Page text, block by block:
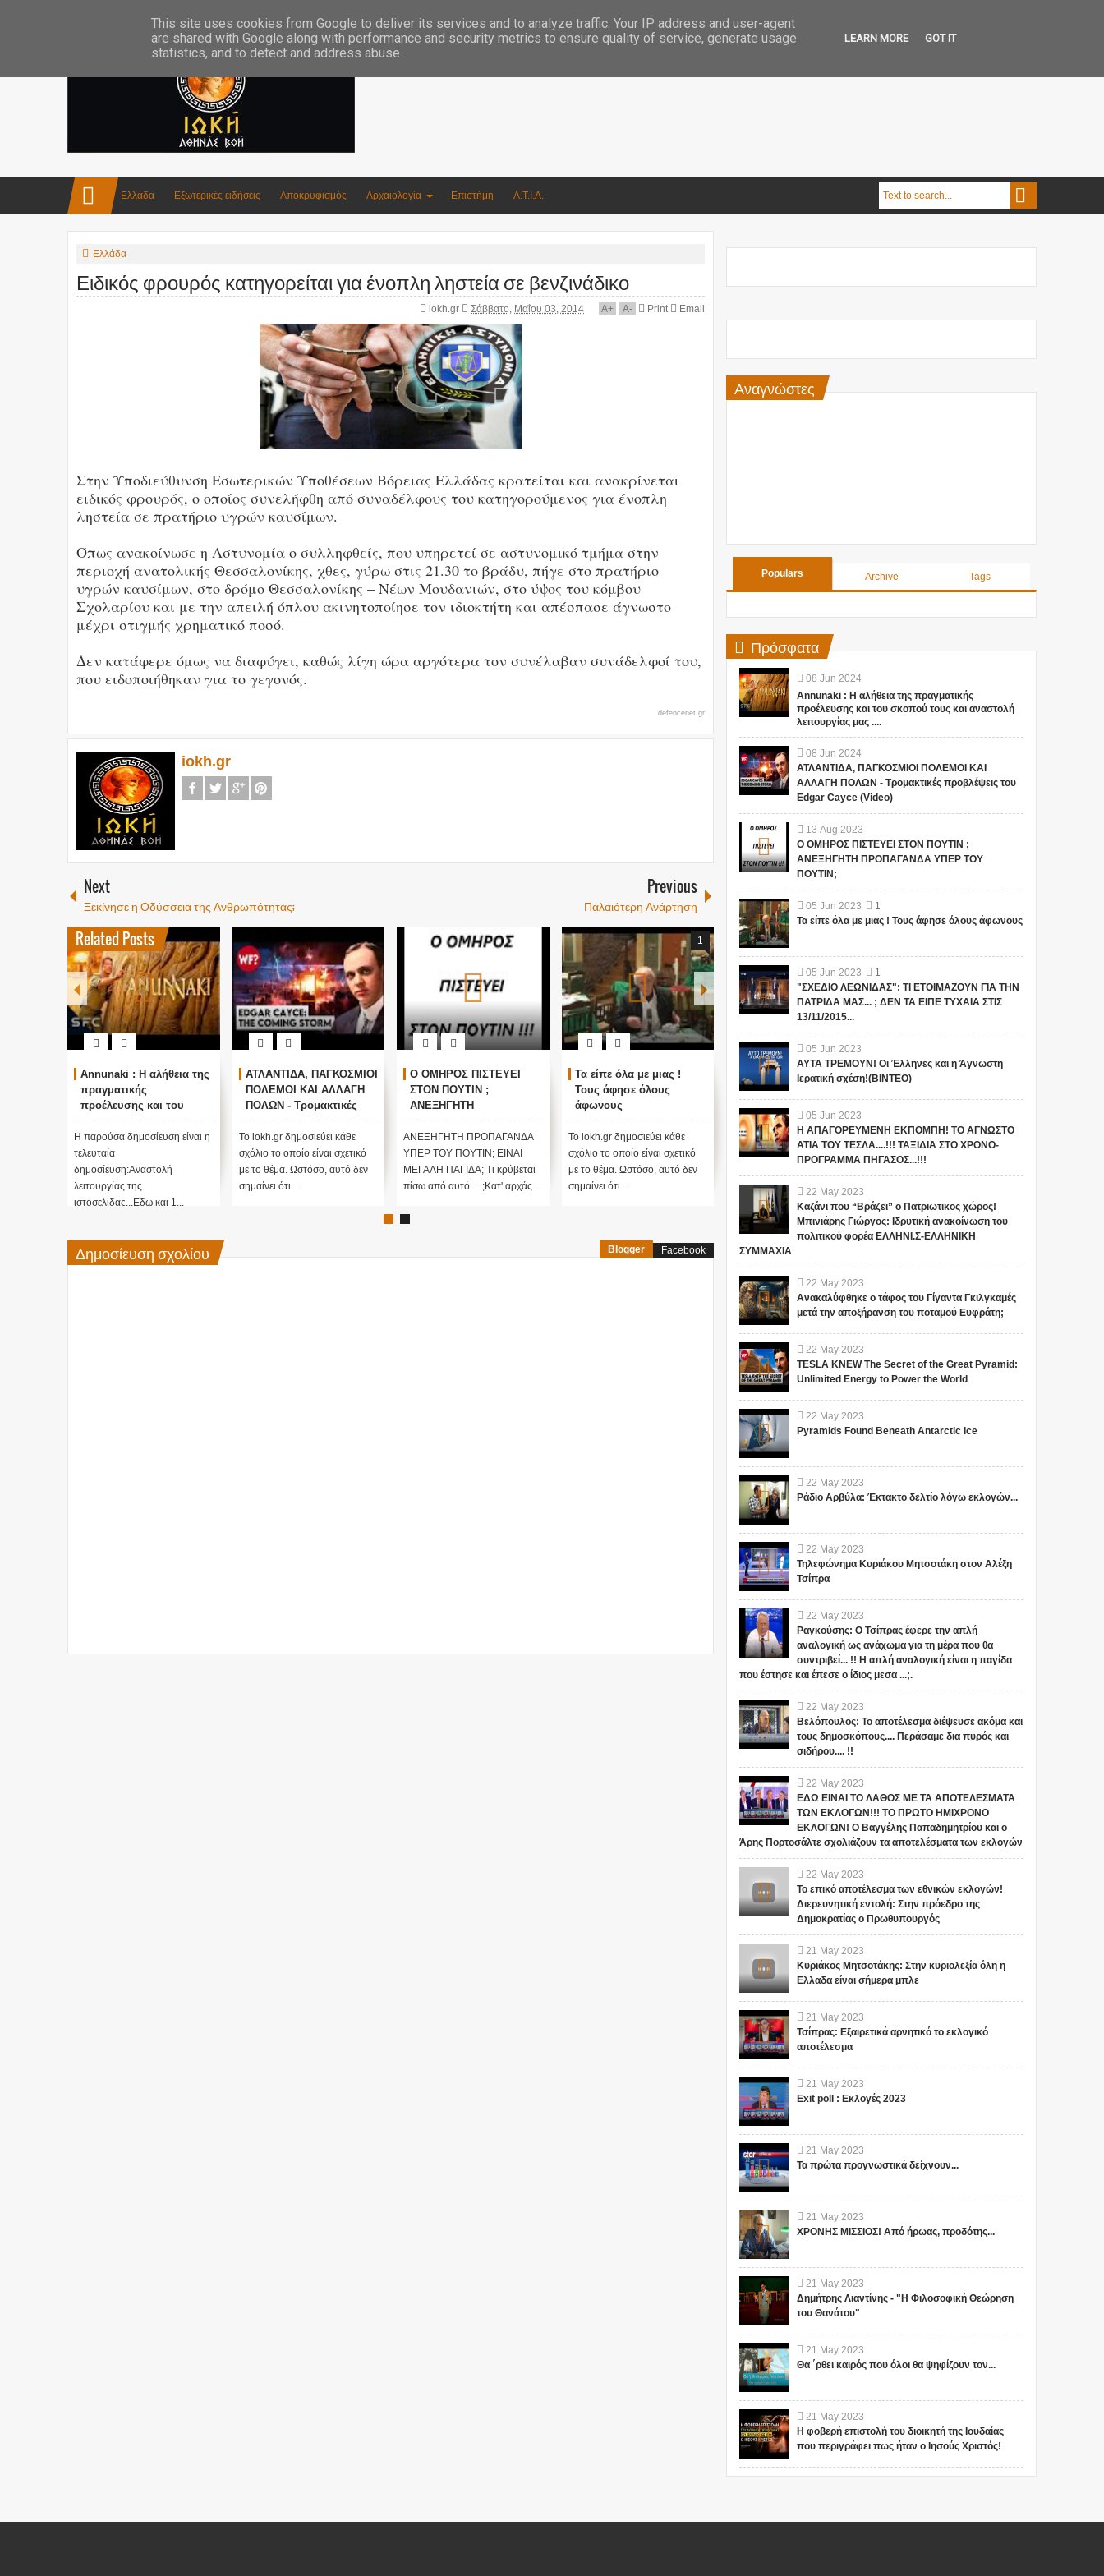
Ελλάδα Εξωτερικές ειδήσεις Αποκρυφισμός Αρχαιολογία Επιστήμη Α.Τ.Ι.Α.
Ελλάδα
Ειδικός φρουρός κατηγορείται για ένοπλη ληστεία σε βενζινάδικο
iokh.gr Σάββατο, Μαΐου 03, 2014 A+ A- Print Email
Στην Υποδιεύθυνση Εσωτερικών Υποθέσεων Βόρειας Ελλάδας κρατείται και ανακρίνεται
ειδικός φρουρός, ο οποίος συνελήφθη από συναδέλφους του κατηγορούμενος για ένοπλη
ληστεία σε πρατήριο υγρών καυσίμων.
Όπως ανακοίνωσε η Αστυνομία ο συλληφθείς, που υπηρετεί σε αστυνομικό τμήμα στην
περιοχή ανατολικής Θεσσαλονίκης, χθες, γύρω στις 21.30 το βράδυ, πήγε στο πρατήριο
υγρών καυσίμων, στο δρόμο Θεσσαλονίκης – Νέων Μουδανιών, στο ύψος του κόμβου
Σχολαρίου και με την απειλή όπλου ακινητοποίησε τον ιδιοκτήτη και απέσπασε άγνωστο
μέχρι στιγμής χρηματικό ποσό.
Δεν κατάφερε όμως να διαφύγει, καθώς λίγη ώρα αργότερα τον συνέλαβαν συνάδελφοί του,
που ειδοποιήθηκαν για το γεγονός.
defencenet.gr
iokh.gr
Next
Ξεκίνησε η Οδύσσεια της Ανθρωπότητας;
Previous
Παλαιότερη Ανάρτηση
Related Posts
Annunaki : Η αλήθεια της
πραγματικής
προέλευσης και του
σκοπού τους και
αναστολή λειτουργίας
μας ....
Η παρούσα δημοσίευση είναι η
τελευταία
δημοσίευση:Αναστολή
λειτουργίας της
ιστοσελίδας...Εδώ και 1...
ΑΤΛΑΝΤΙΔΑ, ΠΑΓΚΟΣΜΙΟΙ
ΠΟΛΕΜΟΙ ΚΑΙ ΑΛΛΑΓΗ
ΠΟΛΩΝ - Τρομακτικές
προβλέψεις του Edgar
Cayce (Video)
Το iokh.gr δημοσιεύει κάθε
σχόλιο το οποίο είναι σχετικό
με το θέμα. Ωστόσο, αυτό δεν
σημαίνει ότι...
Ο ΟΜΗΡΟΣ ΠΙΣΤΕΥΕΙ
ΣΤΟΝ ΠΟΥΤΙΝ ;
ΑΝΕΞΗΓΗΤΗ
ΠΡΟΠΑΓΑΝΔΑ ΥΠΕΡ ΤΟΥ
ΠΟΥΤΙΝ;
ΑΝΕΞΗΓΗΤΗ ΠΡΟΠΑΓΑΝΔΑ
ΥΠΕΡ ΤΟΥ ΠΟΥΤΙΝ; ΕΙΝΑΙ
ΜΕΓΑΛΗ ΠΑΓΙΔΑ; Τι κρύβεται
πίσω από αυτό ....;Κατ' αρχάς...
1
Τα είπε όλα με μιας !
Τους άφησε όλους
άφωνους
Το iokh.gr δημοσιεύει κάθε
σχόλιο το οποίο είναι σχετικό
με το θέμα. Ωστόσο, αυτό δεν
σημαίνει ότι...
"ΣΧΕΔΙΟ ΛΕΩΝΙΔΑΣ": ΤΙ
ΕΤΟΙΜΑΖΟΥΝ ΓΙΑ ΤΗΝ
ΠΑΤΡΙΔΑ ΜΑΣ... ; ΔΕΝ ΤΑ
ΕΙΠΕ ΤΥΧΑΙΑ ΣΤΙΣ
13/11/2015...
Το iokh.gr δημοσιεύει κάθε
σχόλιο το οποίο είναι σχετικό
σημαίνει ότι...
ΑΥΤΑ ΤΡΕΜΟΥΝ! Οι
Το iokh.gr δημοσιεύει κάθε
σχόλιο το οποίο είναι σχετικό
Δημοσίευση σχολίου Blogger Facebook
Αναγνώστες
Populars Archive Tags
Πρόσφατα
08 Jun 2024
Annunaki : Η αλήθεια της πραγματικής
προέλευσης και του σκοπού τους και αναστολή
λειτουργίας μας ....
08 Jun 2024
ΑΤΛΑΝΤΙΔΑ, ΠΑΓΚΟΣΜΙΟΙ ΠΟΛΕΜΟΙ ΚΑΙ
ΑΛΛΑΓΗ ΠΟΛΩΝ - Τρομακτικές προβλέψεις του
Edgar Cayce (Video)
13 Aug 2023
Ο ΟΜΗΡΟΣ ΠΙΣΤΕΥΕΙ ΣΤΟΝ ΠΟΥΤΙΝ ;
ΑΝΕΞΗΓΗΤΗ ΠΡΟΠΑΓΑΝΔΑ ΥΠΕΡ ΤΟΥ
ΠΟΥΤΙΝ;
05 Jun 2023
1
Τα είπε όλα με μιας ! Τους άφησε όλους άφωνους
05 Jun 2023
1
"ΣΧΕΔΙΟ ΛΕΩΝΙΔΑΣ": ΤΙ ΕΤΟΙΜΑΖΟΥΝ ΓΙΑ ΤΗΝ
ΠΑΤΡΙΔΑ ΜΑΣ... ; ΔΕΝ ΤΑ ΕΙΠΕ ΤΥΧΑΙΑ ΣΤΙΣ
13/11/2015...
05 Jun 2023
ΑΥΤΑ ΤΡΕΜΟΥΝ! Οι Έλληνες και η Άγνωστη
Ιερατική σχέση!(ΒΙΝΤΕΟ)
05 Jun 2023
Η ΑΠΑΓΟΡΕΥΜΕΝΗ ΕΚΠΟΜΠΗ! ΤΟ ΑΓΝΩΣΤΟ
ΑΤΙΑ ΤΟΥ ΤΕΣΛΑ....!!! ΤΑΞΙΔΙΑ ΣΤΟ ΧΡΟΝΟ-
ΠΡΟΓΡΑΜΜΑ ΠΗΓΑΣΟΣ...!!!
22 May 2023
Καζάνι που “Βράζει” ο Πατριωτικος χώρος!
Μπινιάρης Γιώργος: Ιδρυτική ανακοίνωση του
πολιτικού φορέα ΕΛΛΗΝΙ.Σ-ΕΛΛΗΝΙΚΗ
ΣΥΜΜΑΧΙΑ
22 May 2023
Ανακαλύφθηκε ο τάφος του Γίγαντα Γκιλγκαμές
μετά την αποξήρανση του ποταμού Ευφράτη;
22 May 2023
TESLA KNEW The Secret of the Great Pyramid:
Unlimited Energy to Power the World
22 May 2023
Pyramids Found Beneath Antarctic Ice
22 May 2023
Ράδιο Αρβύλα: Έκτακτο δελτίο λόγω εκλογών...
22 May 2023
Τηλεφώνημα Κυριάκου Μητσοτάκη στον Αλέξη
Τσίπρα
22 May 2023
Ραγκούσης: Ο Τσίπρας έφερε την απλή
αναλογική ως ανάχωμα για τη μέρα που θα
συντριβεί... !! Η απλή αναλογική είναι η παγίδα
που έστησε και έπεσε ο ίδιος μεσα ...;.
22 May 2023
Βελόπουλος: Το αποτέλεσμα διέψευσε ακόμα και
τους δημοσκόπους.... Περάσαμε δια πυρός και
σιδήρου.... !!
22 May 2023
ΕΔΩ ΕΙΝΑΙ ΤΟ ΛΑΘΟΣ ΜΕ ΤΑ ΑΠΟΤΕΛΕΣΜΑΤΑ
ΤΩΝ ΕΚΛΟΓΩΝ!!! ΤΟ ΠΡΩΤΟ ΗΜΙΧΡΟΝΟ
ΕΚΛΟΓΩΝ! Ο Βαγγέλης Παπαδημητρίου και ο
Άρης Πορτοσάλτε σχολιάζουν τα αποτελέσματα των εκλογών
22 May 2023
Το επικό αποτέλεσμα των εθνικών εκλογών!
Διερευνητική εντολή: Στην πρόεδρο της
Δημοκρατίας ο Πρωθυπουργός
21 May 2023
Κυριάκος Μητσοτάκης: Στην κυριολεξία όλη η
Ελλαδα είναι σήμερα μπλε
21 May 2023
Τσίπρας: Εξαιρετικά αρνητικό το εκλογικό
αποτέλεσμα
21 May 2023
Exit poll : Εκλογές 2023
21 May 2023
Τα πρώτα προγνωστικά δείχνουν...
21 May 2023
ΧΡΟΝΗΣ ΜΙΣΣΙΟΣ! Από ήρωας, προδότης...
21 May 2023
Δημήτρης Λιαντίνης - "Η Φιλοσοφική Θεώρηση
του Θανάτου"
21 May 2023
Θα ΄ρθει καιρός που όλοι θα ψηφίζουν τον...
21 May 2023
Η φοβερή επιστολή του διοικητή της Ιουδαίας
που περιγράφει πως ήταν ο Ιησούς Χριστός!
This site uses cookies from Google to deliver its services and to analyze traffic. Your IP address and user-agent
are shared with Google along with performance and security metrics to ensure quality of service, generate usage
statistics, and to detect and address abuse.
LEARN MORE GOT IT